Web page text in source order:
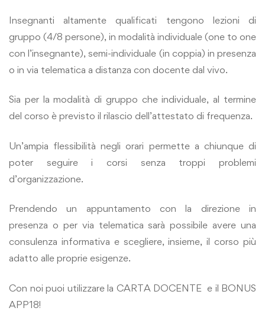
Insegnanti altamente qualificati tengono lezioni di
gruppo (4/8 persone), in modalità individuale (one to one
con l’insegnante), semi-individuale (in coppia) in presenza
o in via telematica a distanza con docente dal vivo.
Sia per la modalità di gruppo che individuale, al termine
del corso è previsto il rilascio dell’attestato di frequenza.
Un’ampia flessibilità negli orari permette a chiunque di
poter seguire i corsi senza troppi problemi
d’organizzazione.
Prendendo un appuntamento con la direzione in
presenza o per via telematica sarà possibile avere una
consulenza informativa e scegliere, insieme, il corso più
adatto alle proprie esigenze.
Con noi puoi utilizzare la CARTA DOCENTE e il BONUS
APP18!